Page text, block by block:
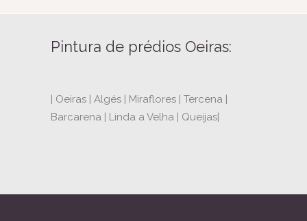
Pintura de prédios Oeiras:
| Oeiras | Algés | Miraflores | Tercena |
Barcarena | Linda a Velha | Queijas|